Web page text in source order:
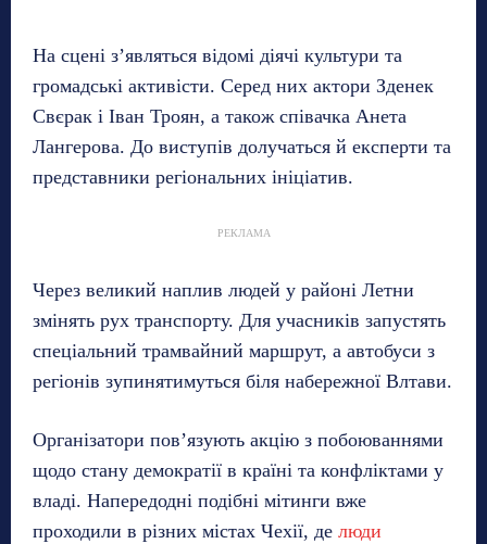
На сцені з’являться відомі діячі культури та
громадські активісти. Серед них актори Зденек
Свєрак і Іван Троян, а також співачка Анета
Лангерова. До виступів долучаться й експерти та
представники регіональних ініціатив.
РЕКЛАМА
Через великий наплив людей у районі Летни
змінять рух транспорту. Для учасників запустять
спеціальний трамвайний маршрут, а автобуси з
регіонів зупинятимуться біля набережної Влтави.
Організатори пов’язують акцію з побоюваннями
щодо стану демократії в країні та конфліктами у
владі. Напередодні подібні мітинги вже
проходили в різних містах Чехії, де люди